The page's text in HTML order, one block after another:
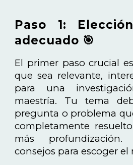
Paso 1:
adecuado 🎯
El primer paso crucial
que sea relevante,
para una
maestría. Tu tema
pregunta o problema
completamente
más
consejos para escoger el